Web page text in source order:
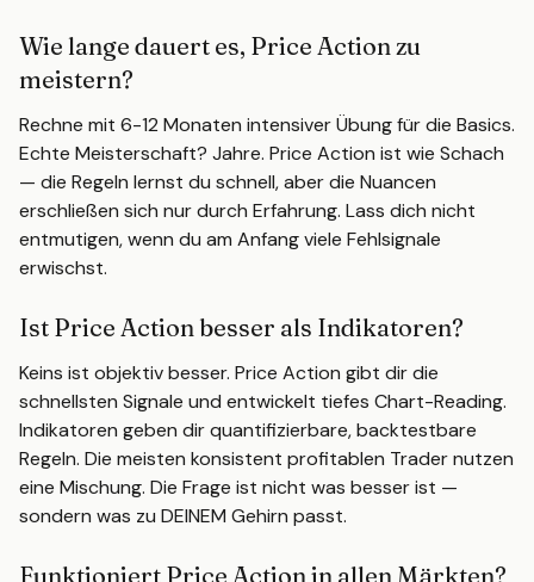
Wie lange dauert es, Price Action zu
meistern?
Rechne mit 6-12 Monaten intensiver Übung für die Basics.
Echte Meisterschaft? Jahre. Price Action ist wie Schach
— die Regeln lernst du schnell, aber die Nuancen
erschließen sich nur durch Erfahrung. Lass dich nicht
entmutigen, wenn du am Anfang viele Fehlsignale
erwischst.
Ist Price Action besser als Indikatoren?
Keins ist objektiv besser. Price Action gibt dir die
schnellsten Signale und entwickelt tiefes Chart-Reading.
Indikatoren geben dir quantifizierbare, backtestbare
Regeln. Die meisten konsistent profitablen Trader nutzen
eine Mischung. Die Frage ist nicht was besser ist —
sondern was zu DEINEM Gehirn passt.
Funktioniert Price Action in allen Märkten?